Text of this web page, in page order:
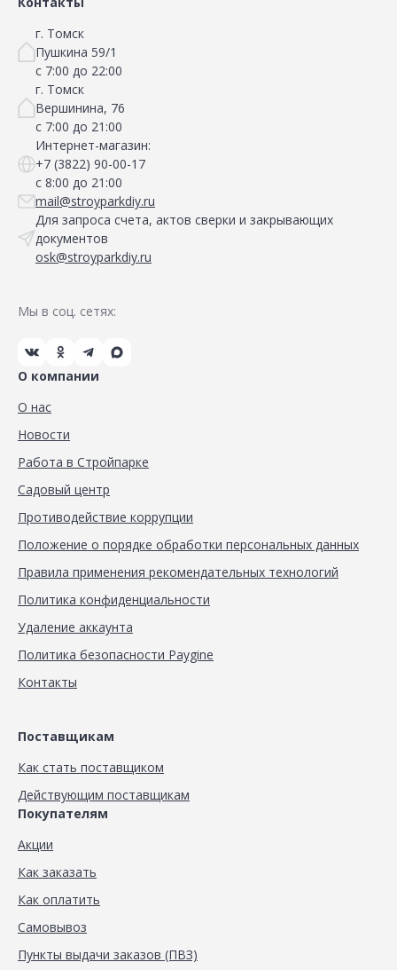
г. Томск
Пушкина 59/1
с 7:00 до 22:00
г. Томск
Вершинина, 76
с 7:00 до 21:00
Интернет-магазин:
+7 (3822) 90-00-17
с 8:00 до 21:00
mail@stroyparkdiy.ru
Для запроса счета, актов сверки и закрывающих
документов
osk@stroyparkdiy.ru
Мы в соц. сетях:
О компании
О нас
Новости
Работа в Стройпарке
Садовый центр
Противодействие коррупции
Положение о порядке обработки персональных данных
Правила применения рекомендательных технологий
Политика конфиденциальности
Удаление аккаунта
Политика безопасности Paygine
Контакты
Поставщикам
Как стать поставщиком
Действующим поставщикам
Покупателям
Акции
Как заказать
Как оплатить
Самовывоз
Пункты выдачи заказов (ПВЗ)